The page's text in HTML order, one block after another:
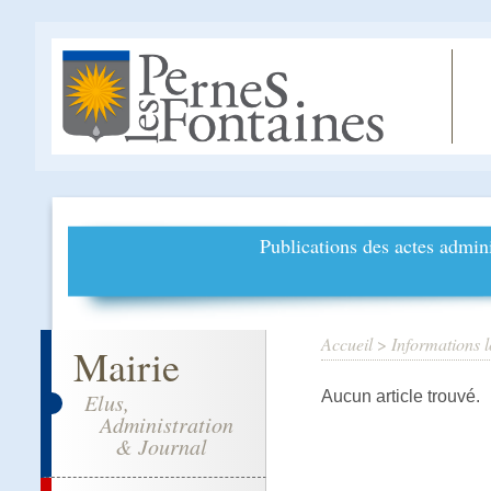
Publications des actes
Mairie
Elus,
Administration
& Journal
Accueil> Informations
Aucun article trouvé.